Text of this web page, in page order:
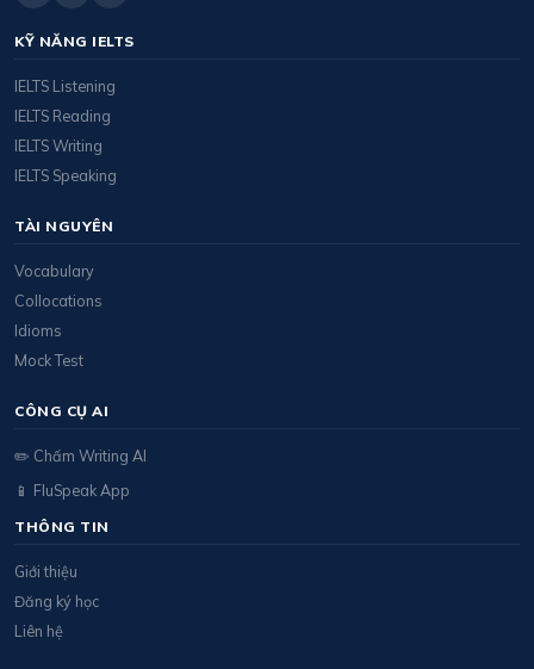
KỸ NĂNG IELTS
IELTS Listening
IELTS Reading
IELTS Writing
IELTS Speaking
TÀI NGUYÊN
Vocabulary
Collocations
Idioms
Mock Test
CÔNG CỤ AI
✏️ Chấm Writing AI
📱 FluSpeak App
THÔNG TIN
Giới thiệu
Đăng ký học
Liên hệ